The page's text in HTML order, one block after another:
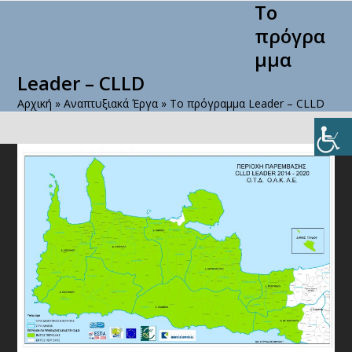
To
πρόγρα
μμα
Leader – CLLD
Αρχική »Αναπτυξιακά Έργα » To πρόγραμμα Leader – CLLD